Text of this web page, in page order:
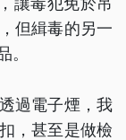
但緝毒的另一
。
過電子煙，我
，甚至是做檢